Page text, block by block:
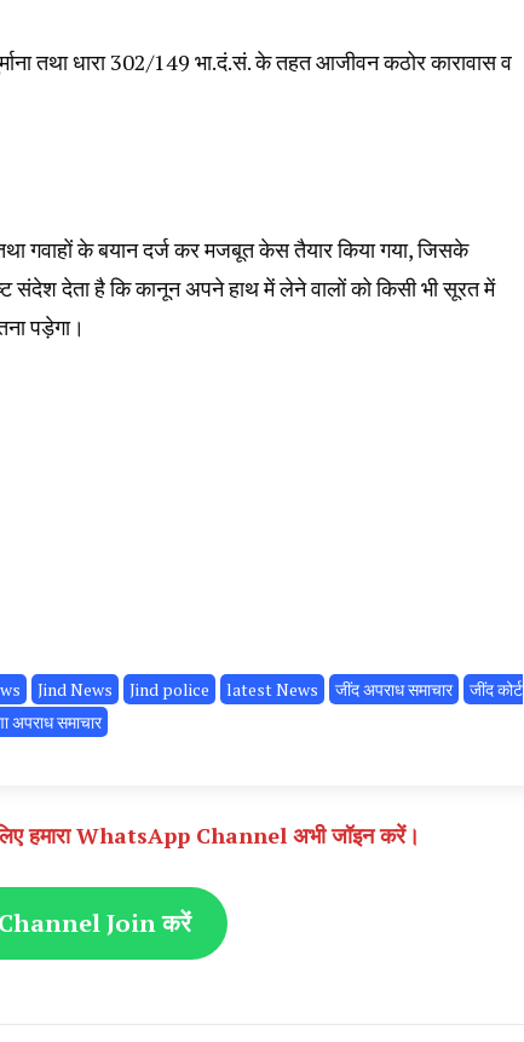
तथा धारा 302/149 भा.दं.सं. के तहत आजीवन कठोर कारावास व
गवाहों के बयान दर्ज कर मजबूत केस तैयार किया गया, जिसके
संदेश देता है कि कानून अपने हाथ में लेने वालों को किसी भी सूरत में
पड़ेगा।
Jind News Jind police latest News जींद अपराध समाचार
जींद कोर्ट
अपराध समाचार
हमारा WhatsApp Channel अभी जॉइन करें।
Join करें